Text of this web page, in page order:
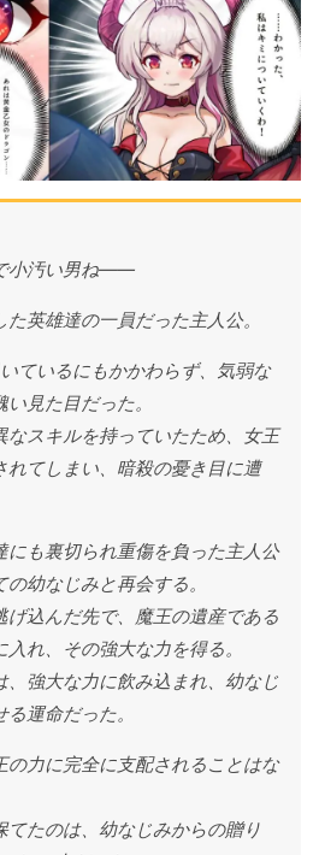
小汚い男ね——
英雄達の一員だった主人公。
ているにもかかわらず、気弱な
見た目だった。
なスキルを持っていたため、女王
れてしまい、暗殺の憂き目に遭
にも裏切られ重傷を負った主人公
幼なじみと再会する。
げ込んだ先で、魔王の遺産である
れ、その強大な力を得る。
、強大な力に飲み込まれ、幼なじ
運命だった。
の力に完全に支配されることはな
てたのは、幼なじみからの贈り